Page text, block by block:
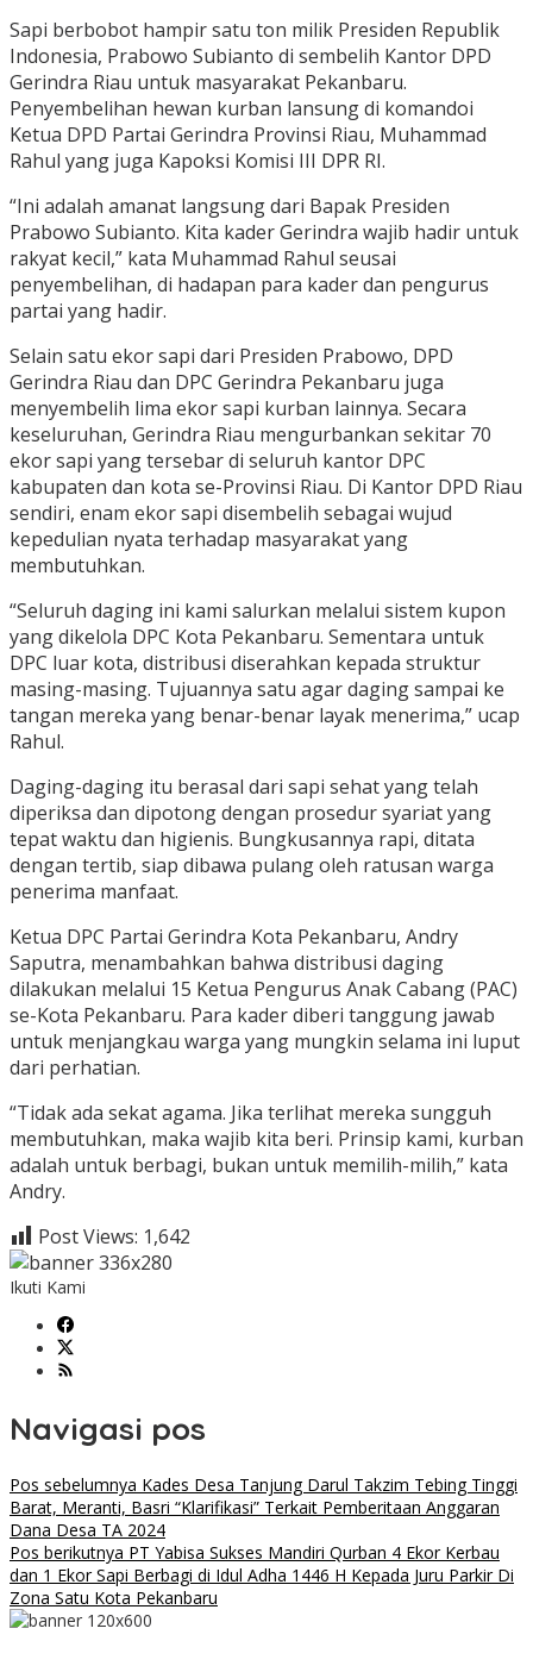
Sapi berbobot hampir satu ton milik Presiden Republik
Indonesia, Prabowo Subianto di sembelih Kantor DPD
Gerindra Riau untuk masyarakat Pekanbaru.
Penyembelihan hewan kurban lansung di komandoi
Ketua DPD Partai Gerindra Provinsi Riau, Muhammad
Rahul yang juga Kapoksi Komisi III DPR RI.
“Ini adalah amanat langsung dari Bapak Presiden
Prabowo Subianto. Kita kader Gerindra wajib hadir untuk
rakyat kecil,” kata Muhammad Rahul seusai
penyembelihan, di hadapan para kader dan pengurus
partai yang hadir.
Selain satu ekor sapi dari Presiden Prabowo, DPD
Gerindra Riau dan DPC Gerindra Pekanbaru juga
menyembelih lima ekor sapi kurban lainnya. Secara
keseluruhan, Gerindra Riau mengurbankan sekitar 70
ekor sapi yang tersebar di seluruh kantor DPC
kabupaten dan kota se-Provinsi Riau. Di Kantor DPD Riau
sendiri, enam ekor sapi disembelih sebagai wujud
kepedulian nyata terhadap masyarakat yang
membutuhkan.
“Seluruh daging ini kami salurkan melalui sistem kupon
yang dikelola DPC Kota Pekanbaru. Sementara untuk
DPC luar kota, distribusi diserahkan kepada struktur
masing-masing. Tujuannya satu agar daging sampai ke
tangan mereka yang benar-benar layak menerima,” ucap
Rahul.
Daging-daging itu berasal dari sapi sehat yang telah
diperiksa dan dipotong dengan prosedur syariat yang
tepat waktu dan higienis. Bungkusannya rapi, ditata
dengan tertib, siap dibawa pulang oleh ratusan warga
penerima manfaat.
Ketua DPC Partai Gerindra Kota Pekanbaru, Andry
Saputra, menambahkan bahwa distribusi daging
dilakukan melalui 15 Ketua Pengurus Anak Cabang (PAC)
se-Kota Pekanbaru. Para kader diberi tanggung jawab
untuk menjangkau warga yang mungkin selama ini luput
dari perhatian.
“Tidak ada sekat agama. Jika terlihat mereka sungguh
membutuhkan, maka wajib kita beri. Prinsip kami, kurban
adalah untuk berbagi, bukan untuk memilih-milih,” kata
Andry.
Post Views: 1,642
Ikuti Kami
Navigasi pos
Pos sebelumnya Kades Desa Tanjung Darul Takzim Tebing Tinggi
Barat, Meranti, Basri “Klarifikasi” Terkait Pemberitaan Anggaran
Dana Desa TA 2024
Pos berikutnya PT Yabisa Sukses Mandiri Qurban 4 Ekor Kerbau
dan 1 Ekor Sapi Berbagi di Idul Adha 1446 H Kepada Juru Parkir Di
Zona Satu Kota Pekanbaru